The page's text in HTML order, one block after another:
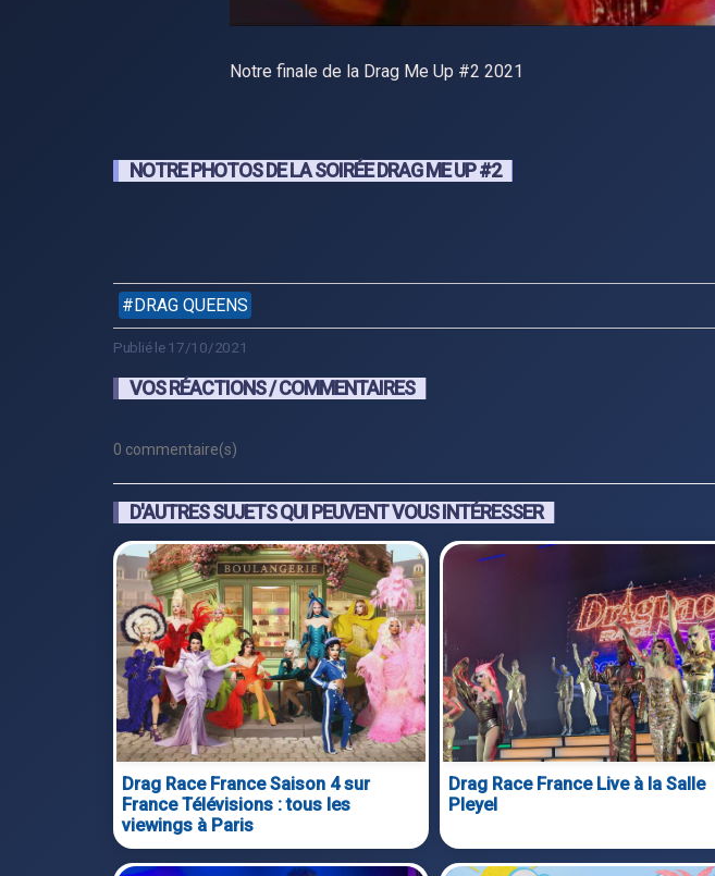
Notre finale de la Drag Me Up #2 2021
NOTRE PHOTOS DE LA SOIRÉE DRAG ME UP #2
DRAG QUEENS
Publié le 17/10/2021
VOS RÉACTIONS / COMMENTAIRES
0 commentaire(s)
D'AUTRES SUJETS QUI PEUVENT VOUS INTÉRESSER
Drag Race France Saison 4 sur
France Télévisions : tous les
viewings à Paris
Drag Race France Live à la Salle
Pleyel